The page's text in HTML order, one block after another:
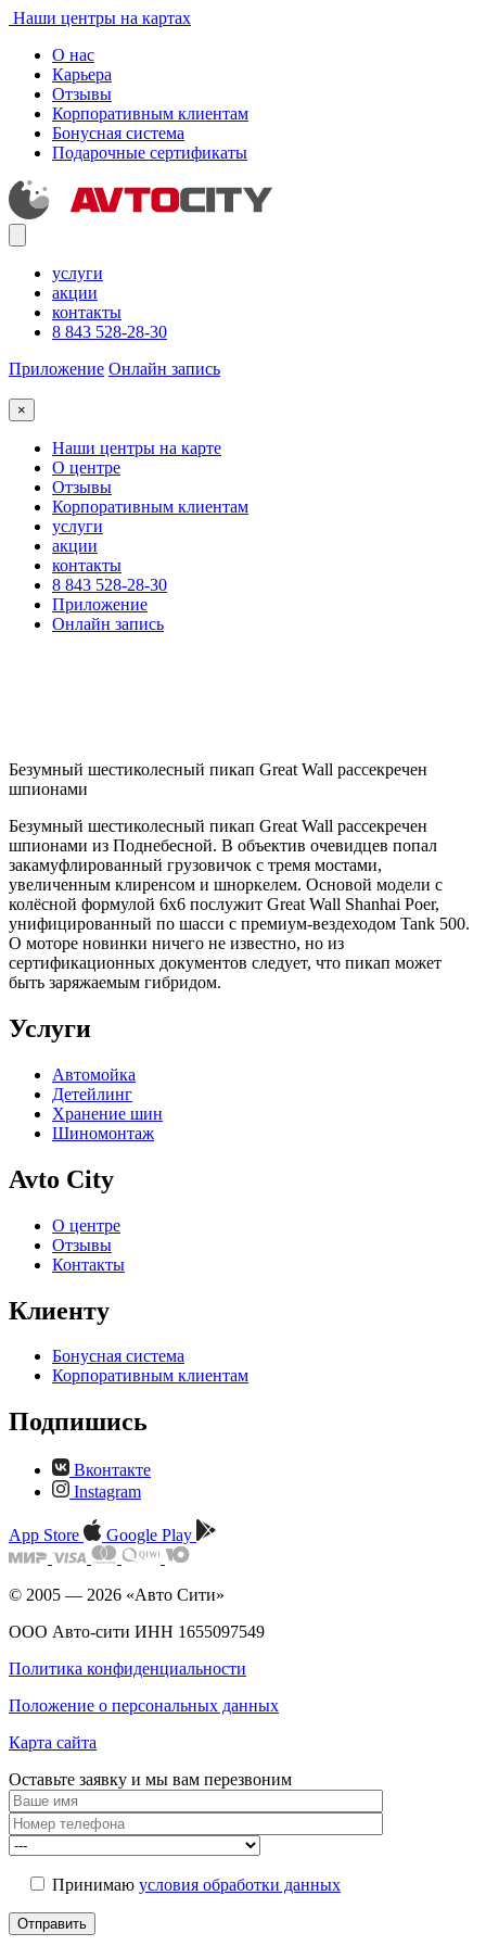
Наши центры на картах
О нас
Карьера
Отзывы
Корпоративным клиентам
Бонусная система
Подарочные сертификаты
услуги
акции
контакты
8 843 528-28-30
Приложение Онлайн запись
×
Наши центры на карте
О центре
Отзывы
Корпоративным клиентам
услуги
акции
контакты
8 843 528-28-30
Приложение
Онлайн запись
Безумный шестиколесный пикап Great Wall рассекречен
шпионами
Безумный шестиколесный пикап Great Wall рассекречен
шпионами из Поднебесной. В объектив очевидцев попал
закамуфлированный грузовичок с тремя мостами,
увеличенным клиренсом и шноркелем. Основой модели с
колёсной формулой 6х6 послужит Great Wall Shanhai Poer,
унифицированный по шасси с премиум-вездеходом Tank 500.
О моторе новинки ничего не известно, но из
сертификационных документов следует, что пикап может
быть заряжаемым гибридом.
Услуги
Автомойка
Детейлинг
Хранение шин
Шиномонтаж
Avto City
О центре
Отзывы
Контакты
Клиенту
Бонусная система
Корпоративным клиентам
Подпишись
Вконтакте
Instagram
App Store Google Play
© 2005 — 2026 «Авто Сити»
ООО Авто-сити ИНН 1655097549
Политика конфиденциальности
Положение о персональных данных
Карта сайта
Оставьте заявку и мы вам перезвоним
Принимаю условия обработки данных